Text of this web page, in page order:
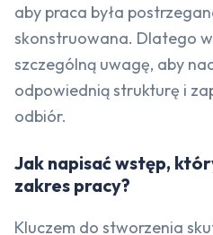
aby praca była
skonstruowana. Dlatego
szczególną uwagę, aby
odpowiednią strukturę i
odbiór.
Jak napisać wstęp,
zakres pracy?
Kluczem do stworzenia